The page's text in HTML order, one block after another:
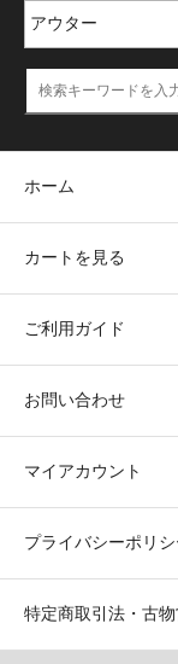
ホーム
カートを見る
ご利用ガイド
お問い合わせ
マイアカウント
プライバシーポリシ
特定商取引法・古